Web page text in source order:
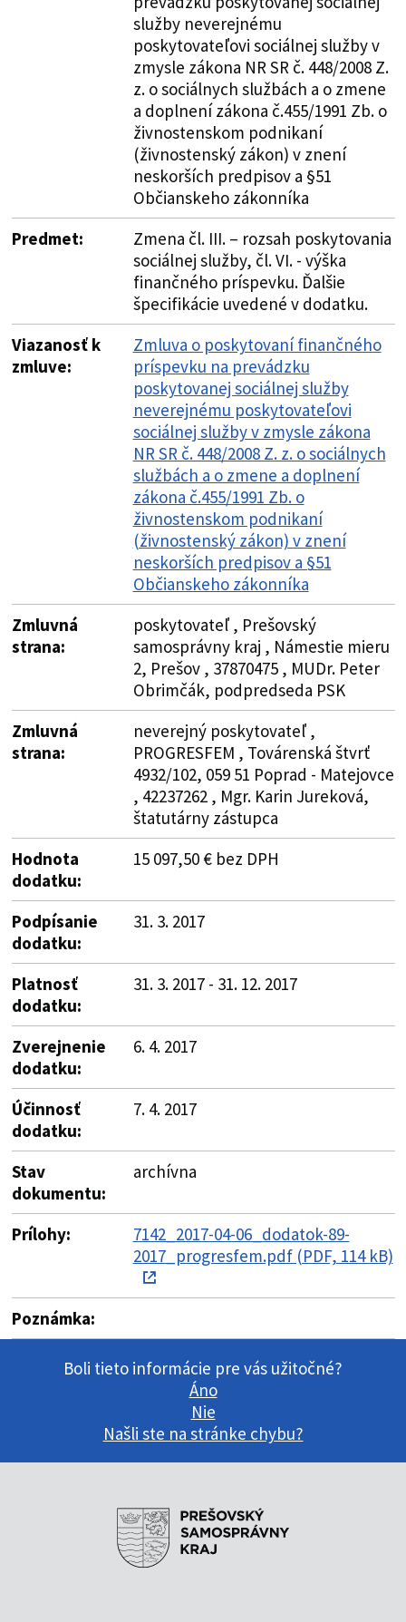
služby neverejnému
poskytovateľovi sociálnej služby v
zmysle zákona NR SR č. 448/2008 Z.
z. o sociálnych službách a o zmene
a doplnení zákona č.455/1991 Zb. o
živnostenskom podnikaní
(živnostenský zákon) v znení
neskorších predpisov a §51
Občianskeho zákonníka
Predmet:
Zmena čl. III. – rozsah poskytovania
sociálnej služby, čl. VI. - výška
finančného príspevku. Ďalšie
špecifikácie uvedené v dodatku.
Viazanosť k
zmluve:
Zmluva o poskytovaní finančného
príspevku na prevádzku
poskytovanej sociálnej služby
neverejnému poskytovateľovi
sociálnej služby v zmysle zákona
NR SR č. 448/2008 Z. z. o sociálnych
službách a o zmene a doplnení
zákona č.455/1991 Zb. o
živnostenskom podnikaní
(živnostenský zákon) v znení
neskorších predpisov a §51
Občianskeho zákonníka
Zmluvná
strana:
poskytovateľ , Prešovský
samosprávny kraj , Námestie mieru
2, Prešov , 37870475 , MUDr. Peter
Obrimčák, podpredseda PSK
Zmluvná
strana:
neverejný poskytovateľ ,
PROGRESFEM , Továrenská štvrť
4932/102, 059 51 Poprad - Matejovce
, 42237262 , Mgr. Karin Jureková,
štatutárny zástupca
Hodnota
dodatku:
15 097,50 € bez DPH
Podpísanie
dodatku:
31. 3. 2017
Platnosť
dodatku:
31. 3. 2017 - 31. 12. 2017
Zverejnenie
dodatku:
6. 4. 2017
Účinnosť
dodatku:
7. 4. 2017
Stav
dokumentu:
archívna
Prílohy:
7142_2017-04-06_dodatok-89-
2017_progresfem.pdf (PDF, 114 kB)
Poznámka:
Boli tieto informácie pre vás užitočné?
Áno
Nie
Našli ste na stránke chybu?